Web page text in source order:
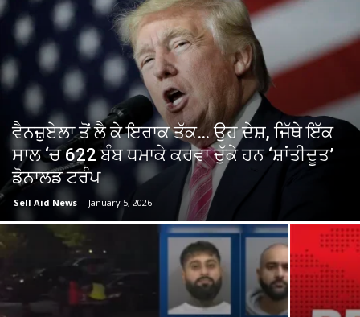
ਵੈਨਜ਼ੁਏਲਾ ਤੋਂ ਲੈ ਕੇ ਇਰਾਕ ਤੱਕ… ਉਹ ਦੇਸ਼, ਜਿੱਥੇ ਇੱਕ
ਸਾਲ ‘ਚ 622 ਬੰਬ ਧਮਾਕੇ ਕਰਵਾ ਚੁੱਕੇ ਹਨ ‘ਸ਼ਾਂਤੀਦੂਤ’
ਡੋਨਾਲਡ ਟਰੰਪ
Sell Aid News - January 5, 2026